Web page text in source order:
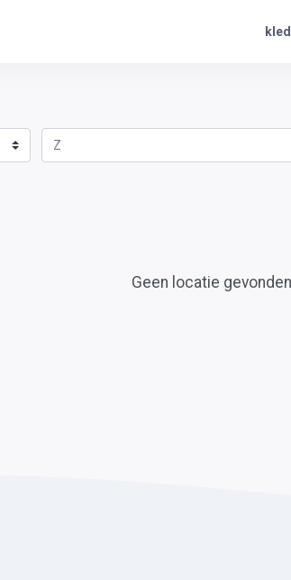
Geen locatie